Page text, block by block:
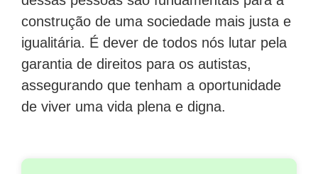
construção de uma sociedade mais justa e
igualitária. É dever de todos nós lutar pela
garantia de direitos para os autistas,
assegurando que tenham a oportunidade
de viver uma vida plena e digna.